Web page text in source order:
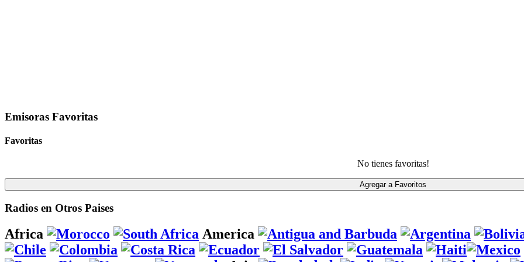
Emisoras Favoritas
Favoritas
No tienes favoritas!
Radios en Otros Paises
Africa America